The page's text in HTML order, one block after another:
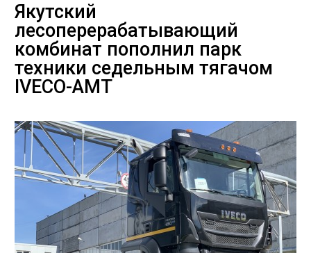
Якутский
лесоперерабатывающий
комбинат пополнил парк
техники седельным тягачом
IVECO-AMT